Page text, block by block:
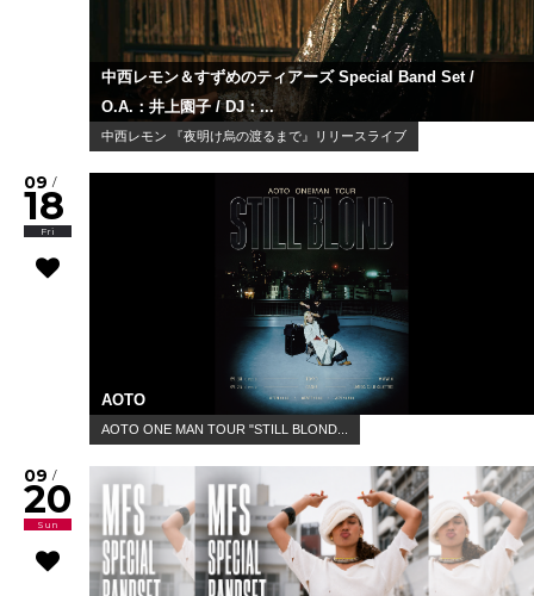
中西レモン＆すずめのティアーズ Special Band Set /
O.A.：井上園子 / DJ：...
中西レモン 『夜明け烏の渡るまで』リリースライブ
09 /
18
Fri
AOTO
AOTO ONE MAN TOUR "STILL BLOND...
09 /
20
Sun